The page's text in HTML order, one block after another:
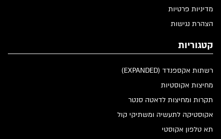
מדיניות פרטיות
הצהרת נגישות
קטגוריות
רשתות אקספנדד (EXPANDED)
מחיצות אקוסטיות
תקרות ומחיצות לדאטה סנטר
אקוסטיקה לתעשיה ומשתיקי קול
תא טלפון אקוסטי